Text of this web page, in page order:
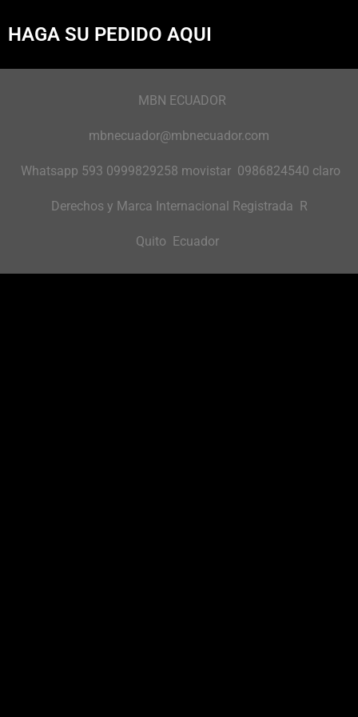
HAGA SU PEDIDO AQUI
MBN ECUADOR
mbnecuador@mbnecuador.com
Whatsapp 593 0999829258 movistar 0986824540 claro
Derechos y Marca Internacional Registrada R
Quito Ecuador